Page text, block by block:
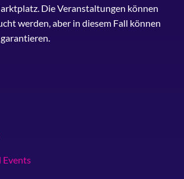
Die Veranstaltungen können
werden, aber in diesem Fall können
Events